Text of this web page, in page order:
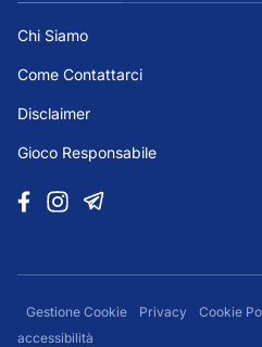
Chi Siamo
Come Contattarci
Disclaimer
Gioco Responsabile
Gestione Cookie Privacy Cookie
accessibilità